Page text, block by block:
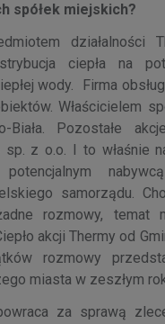
spółek miejskich?
działalności
ciepła na
wody. Firma
Właścicielem
Biała. Pozostałe
sp. z o.o. I to właśnie
samorządu.
rozmowy, temat
akcji Thermy od
rozmowy
miasta w zeszłym
za sprawą